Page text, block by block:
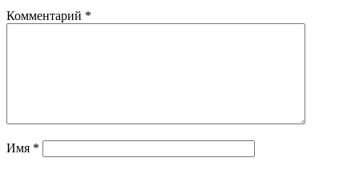
Комментарий *
Имя *